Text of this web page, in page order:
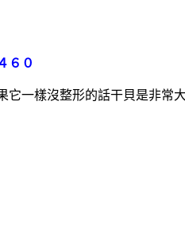
６０
一樣沒整形的話干貝是非常